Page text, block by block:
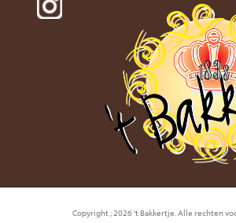
Copyright ; 2026 't Bakkertje. Alle rechten